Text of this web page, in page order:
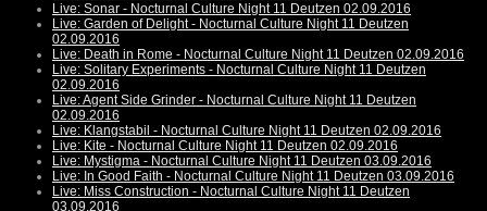
Live: Sonar - Nocturnal Culture Night 11 Deutzen 02.09.2016
Live: Garden of Delight - Nocturnal Culture Night 11 Deutzen
02.09.2016
Live: Death in Rome - Nocturnal Culture Night 11 Deutzen 02.09.2016
Live: Solitary Experiments - Nocturnal Culture Night 11 Deutzen
02.09.2016
Live: Agent Side Grinder - Nocturnal Culture Night 11 Deutzen
02.09.2016
Live: Klangstabil - Nocturnal Culture Night 11 Deutzen 02.09.2016
Live: Kite - Nocturnal Culture Night 11 Deutzen 02.09.2016
Live: Mystigma - Nocturnal Culture Night 11 Deutzen 03.09.2016
Live: In Good Faith - Nocturnal Culture Night 11 Deutzen 03.09.2016
Live: Miss Construction - Nocturnal Culture Night 11 Deutzen
03.09.2016